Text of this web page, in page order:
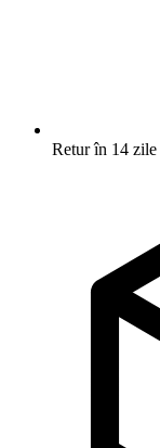
Retur în 14 zile